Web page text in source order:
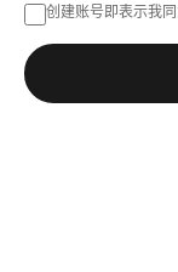
创建账号即表示我